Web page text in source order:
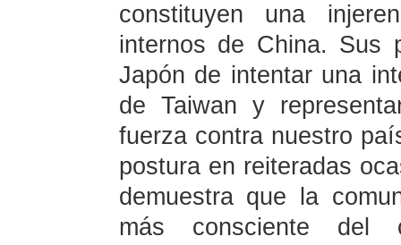
constituyen una
internos de China. Sus
Japón de intentar una
de Taiwan y
fuerza contra nuestro
postura en reiteradas
demuestra que la
más consciente del